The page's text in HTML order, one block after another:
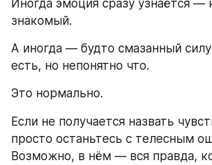
Иногда эмоция сразу узнаётся —
знакомый.
А иногда — будто смазанный
есть, но непонятно что.
Это нормально.
Если не получается назвать
просто останьтесь с телесным
Возможно, в нём — вся правда,